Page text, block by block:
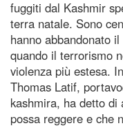
fuggiti dal Kashmir
terra natale. Sono
hanno abbandonato
quando il terrorismo
violenza più estesa.
Thomas Latif,
kashmira, ha detto di
possa reggere e che